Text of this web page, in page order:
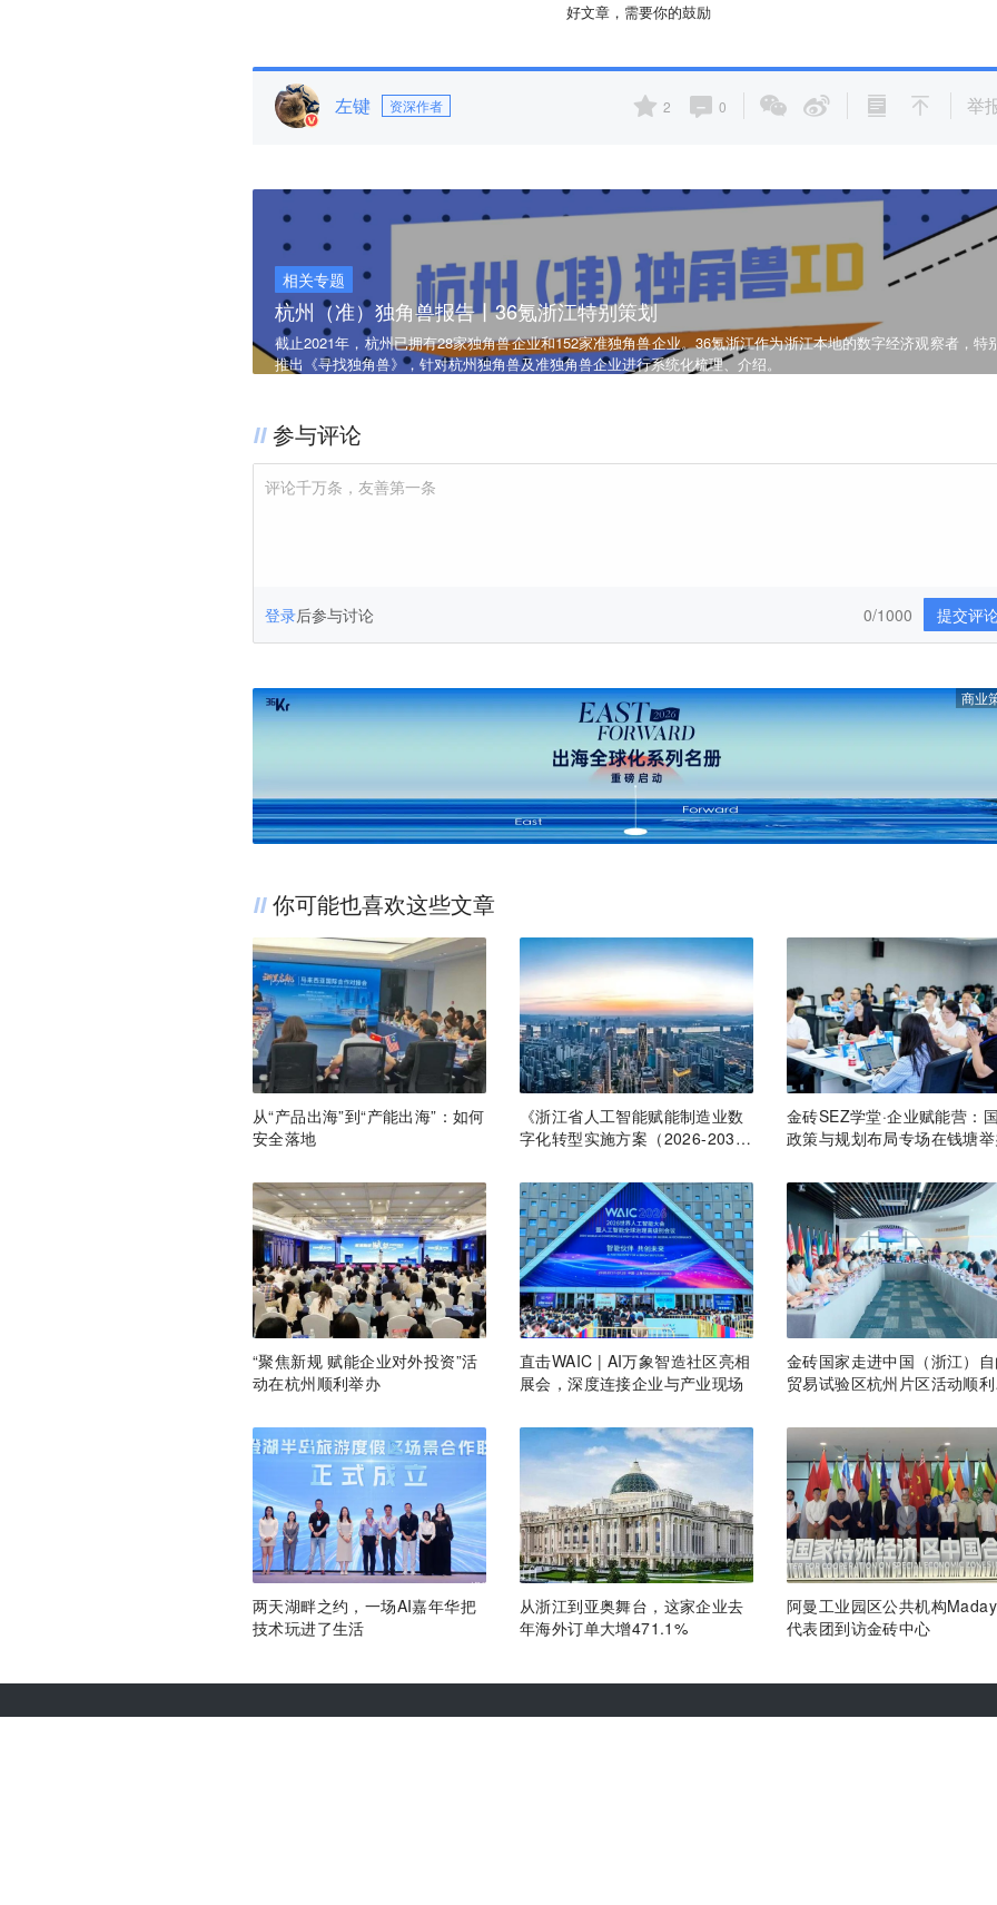
好文章，需要你的鼓励
左键 资深作者 2 0 举
相关专题
杭州（准）独角兽报告丨36氪浙江特别策划
截止2021年，杭州已拥有28家独角兽企业和152家准独角兽企业。36氪浙江作为浙江本地的数字经济观察者，特
推出《寻找独角兽》，针对杭州独角兽及准独角兽企业进行系统化梳理、介绍。
参与评论
评论千万条，友善第一条
登录后参与讨论 提交评
0/1000
商业
你可能也喜欢这些文章
从“产品出海”到“产能出海”：如何
安全落地
《浙江省人工智能赋能制造业数
字化转型实施方案（2026-2030
金砖SEZ学堂·企业赋能营：
政策与规划布局专场在钱塘
“聚焦新规 赋能企业对外投资”活
动在杭州顺利举办
直击WAIC | AI万象智造社区亮相
展会，深度连接企业与产业现场
金砖国家走进中国（浙江）
贸易试验区杭州片区活动顺
两天湖畔之约，一场AI嘉年华把
技术玩进了生活
从浙江到亚奥舞台，这家企业去
年海外订单大增471.1%
阿曼工业园区公共机构
代表团到访金砖中心
关于36氪 热门推荐 合作伙伴